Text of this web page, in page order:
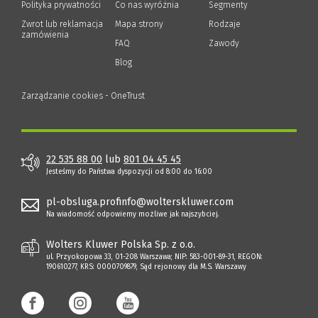
Polityka prywatności (Nowe
(Link
innej
Zwrot lub reklamacja
zamówienia
Co nas wyróżnia
Mapa strony
FAQ
Blog
Segmenty
Rodzaje
Zawody
Zarządzanie cookies - OneTrust
22 535 88 00 lub 801 04 45 45
Jesteśmy do Państwa dyspozycji od 8:00 do 16:00
pl-obsluga.profinfo@wolterskluwer.com
Na wiadomość odpowiemy możliwe jak najszybciej.
Wolters Kluwer Polska Sp. z o.o.
ul. Przyokopowa 33, 01-208 Warszawa; NIP: 583-001-89-31, REGON:
190610277, KRS: 0000709879, Sąd rejonowy dla M.S. Warszawy